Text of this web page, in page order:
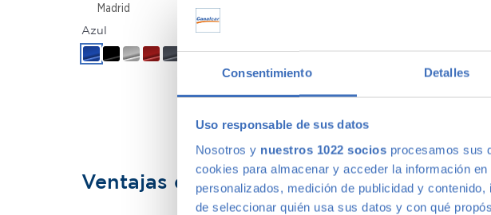
Consentimiento Detalles
Uso responsable de sus datos
Nosotros y nuestros 1022 socios procesamos sus
cookies para almacenar y acceder la información
personalizados, medición de publicidad y
de seleccionar quién usa sus datos y con qué
Madrid
Azul
+2
Ventajas de comprar un coche de